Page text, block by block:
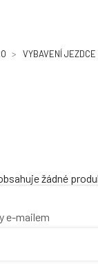
VYBAVENÍ JEZDCE
žádné
e-mailem